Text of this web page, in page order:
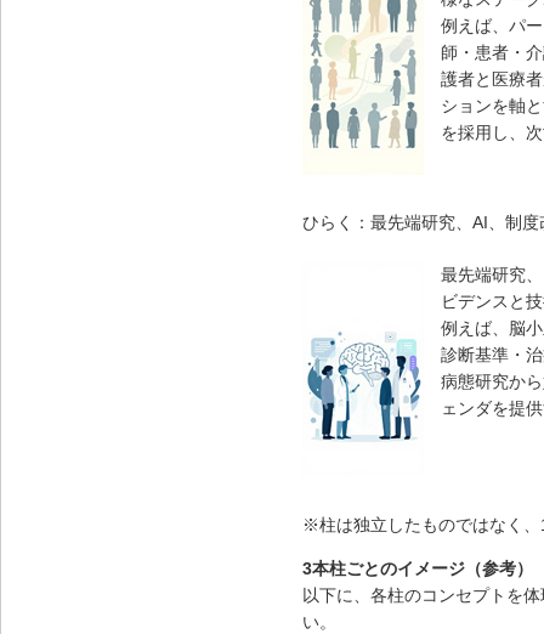
例えば、パ
師・患者・
護者と医療
ションを軸
を採用し、
ひらく： 最先端研究、AI、制
最先端研究
ビデンスと
例えば、脳
診断基準・
病態研究か
ェンダを提
※柱は独立したものではなく
3本柱ごとのイメージ（参考）
以下に、各柱のコンセプトを
い。